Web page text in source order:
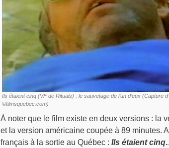
Ils étaient cinq (VF de Rituals) : le sauvetage de l’un d’eux (Capture
©filmsquebec.com)
À noter que le film existe en deux versions : la
et la version américaine coupée à 89 minutes.
français à la sortie au Québec : Ils étaient